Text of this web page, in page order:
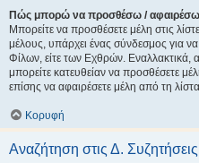
Πώς μπορώ να προσθέσω / αφαιρέσω
Μπορείτε να προσθέσετε μέλη στις
μέλους, υπάρχει ένας σύνδεσμος για
Φίλων, είτε των Εχθρών.
μπορείτε κατευθείαν να προσθέσετε
επίσης να αφαιρέσετε μέλη από τη
Κορυφή
Αναζήτηση στις Δ. Συζητήσεις